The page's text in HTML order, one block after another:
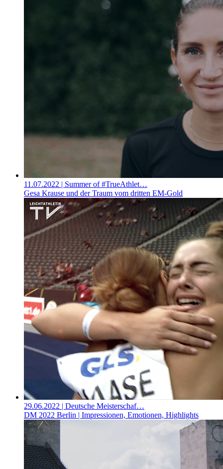
11.07.2022 | Summer of #TrueAthlet…
Gesa Krause und der Traum vom dritten EM-Gold
29.06.2022 | Deutsche Meisterschaf…
DM 2022 Berlin | Impressionen, Emotionen, Highlights